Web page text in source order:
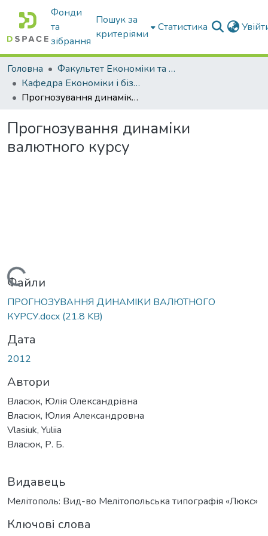
Фонди
та
зібрання
Пошук за
критеріями
Статистика
Головна
Факультет Економіки та бізнесу
Кафедра Економіки і бізнесу
Прогнозування динаміки валютного курсу
Прогнозування динаміки
валютного курсу
Вантажиться...
Файли
ПРОГНОЗУВАННЯ ДИНАМІКИ ВАЛЮТНОГО
КУРСУ.docx (21.8 KB)
Дата
2012
Автори
Власюк, Юлія Олександрівна
Власюк, Юлия Александровна
Vlasiuk, Yuliia
Власюк, Р. Б.
Видавець
Мелітополь: Вид-во Мелітопольська типографія «Люкс»
Ключові слова